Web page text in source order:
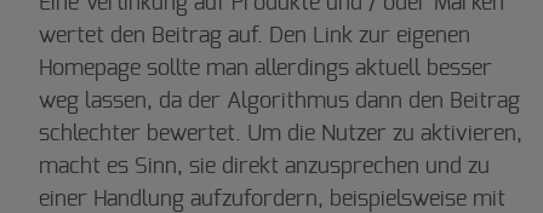
wertet den Beitrag auf. Den Link zur eigenen
Homepage sollte man allerdings aktuell besser
weg lassen, da der Algorithmus dann den Beitrag
schlechter bewertet. Um die Nutzer zu aktivieren,
macht es Sinn, sie direkt anzusprechen und zu
einer Handlung aufzufordern, beispielsweise mit